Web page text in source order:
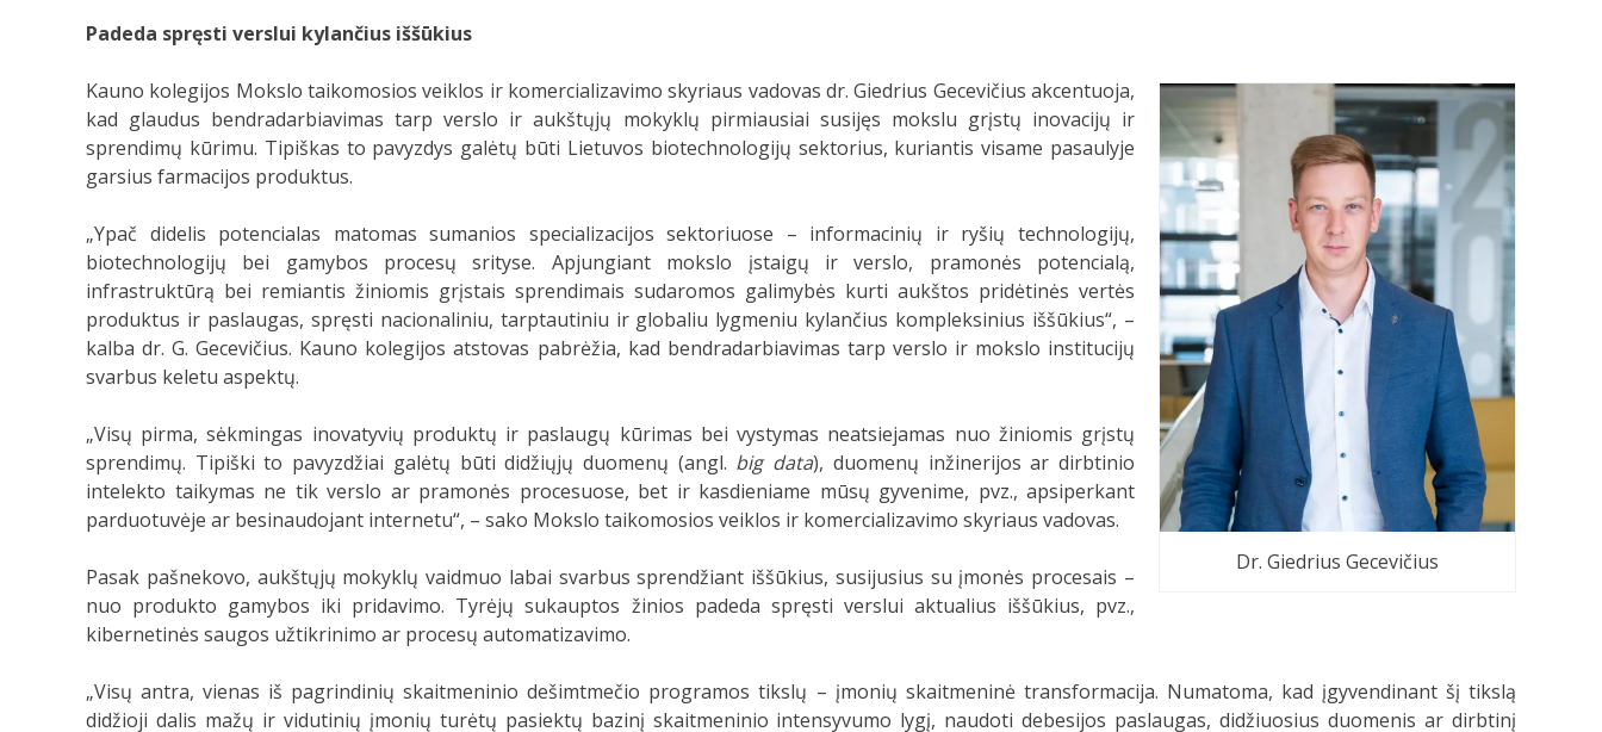
Padeda spręsti verslui kylančius iššūkius
Dr. Giedrius Gecevičius
Kauno kolegijos Mokslo taikomosios veiklos ir komercializavimo skyriaus vadovas dr. Giedrius Gecevičius akcentuoja,
kad glaudus bendradarbiavimas tarp verslo ir aukštųjų mokyklų pirmiausiai susijęs mokslu grįstų inovacijų ir
sprendimų kūrimu. Tipiškas to pavyzdys galėtų būti Lietuvos biotechnologijų sektorius, kuriantis visame pasaulyje
garsius farmacijos produktus.
„Ypač didelis potencialas matomas sumanios specializacijos sektoriuose – informacinių ir ryšių technologijų,
biotechnologijų bei gamybos procesų srityse. Apjungiant mokslo įstaigų ir verslo, pramonės potencialą,
infrastruktūrą bei remiantis žiniomis grįstais sprendimais sudaromos galimybės kurti aukštos pridėtinės vertės
produktus ir paslaugas, spręsti nacionaliniu, tarptautiniu ir globaliu lygmeniu kylančius kompleksinius iššūkius“, –
kalba dr. G. Gecevičius. Kauno kolegijos atstovas pabrėžia, kad bendradarbiavimas tarp verslo ir mokslo institucijų
svarbus keletu aspektų.
„Visų pirma, sėkmingas inovatyvių produktų ir paslaugų kūrimas bei vystymas neatsiejamas nuo žiniomis grįstų
sprendimų. Tipiški to pavyzdžiai galėtų būti didžiųjų duomenų (angl. big data), duomenų inžinerijos ar dirbtinio
intelekto taikymas ne tik verslo ar pramonės procesuose, bet ir kasdieniame mūsų gyvenime, pvz., apsiperkant
parduotuvėje ar besinaudojant internetu“, – sako Mokslo taikomosios veiklos ir komercializavimo skyriaus vadovas.
Pasak pašnekovo, aukštųjų mokyklų vaidmuo labai svarbus sprendžiant iššūkius, susijusius su įmonės procesais –
nuo produkto gamybos iki pridavimo. Tyrėjų sukauptos žinios padeda spręsti verslui aktualius iššūkius, pvz.,
kibernetinės saugos užtikrinimo ar procesų automatizavimo.
„Visų antra, vienas iš pagrindinių skaitmeninio dešimtmečio programos tikslų – įmonių skaitmeninė transformacija. Numatoma, kad įgyvendinant šį tikslą
didžioji dalis mažų ir vidutinių įmonių turėtų pasiektų bazinį skaitmeninio intensyvumo lygį, naudoti debesijos paslaugas, didžiuosius duomenis ar dirbtinį